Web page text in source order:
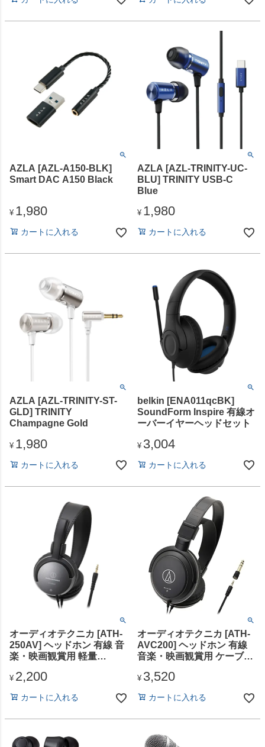
AZLA [AZL-A150-BLK]
Smart DAC A150 Black
¥ 1,980
カートに入れる
AZLA [AZL-TRINITY-UC-
BLU] TRINITY USB-C
Blue
¥ 1,980
カートに入れる
AZLA [AZL-TRINITY-ST-
GLD] TRINITY
Champagne Gold
¥ 1,980
カートに入れる
belkin [ENA011qcBK]
SoundForm Inspire 有線オ
ーバーイヤーヘッドセット
¥ 3,004
カートに入れる
オーディオテクニカ [ATH-
250AV] ヘッドホン 有線 音
楽・映画観賞用 軽量
¥ 2,200
カートに入れる
オーディオテクニカ [ATH-
AVC200] ヘッドホン 有線
音楽・映画観賞用 ケーブル
標準変換プラグ付き
¥ 3,520
カートに入れる